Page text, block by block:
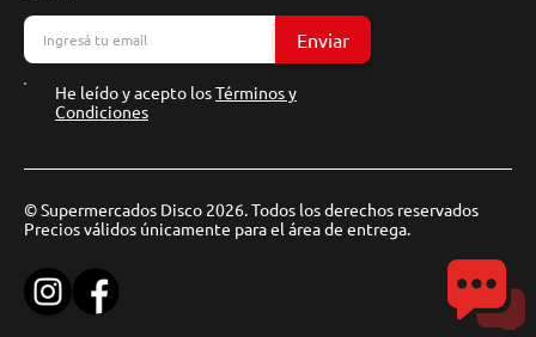
Enviar
He leído y acepto losTérminos y
Condiciones
© Supermercados Disco 2026. Todos los derechos reservados
Precios válidos únicamente para el área de entrega.